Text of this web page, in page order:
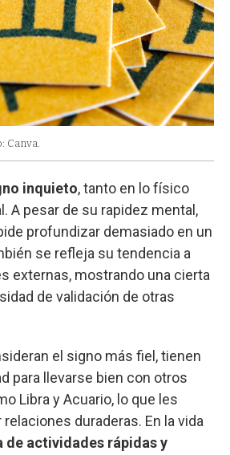
Canva.
inquieto, tanto en lo físico
A pesar de su rapidez mental,
profundizar demasiado en un
se refleja su tendencia a
externas, mostrando una cierta
de validación de otras
el signo más fiel, tienen
para llevarse bien con otros
Libra y Acuario, lo que les
duraderas. En la vida
de actividades rápidas y